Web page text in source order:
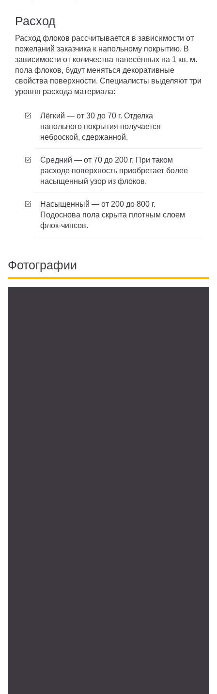
Расход
Расход флоков рассчитывается в зависимости от
пожеланий заказчика к напольному покрытию. В
зависимости от количества нанесённых на 1 кв. м.
пола флоков, будут меняться декоративные
свойства поверхности. Специалисты выделяют три
уровня расхода материала:
Лёгкий — от 30 до 70 г. Отделка
напольного покрытия получается
неброской, сдержанной.
Средний — от 70 до 200 г. При таком
расходе поверхность приобретает более
насыщенный узор из флоков.
Насыщенный — от 200 до 800 г.
Подоснова пола скрыта плотным слоем
флок-чипсов.
Фотографии